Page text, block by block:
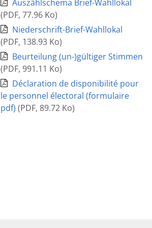
Auszählschema Brief-Wahllokal
(PDF, 77.96 Ko)
Niederschrift-Brief-Wahllokal
(PDF, 138.93 Ko)
Beurteilung (un-)gültiger Stimmen
(PDF, 991.11 Ko)
Déclaration de disponibilité pour
le personnel électoral (formulaire
pdf) (PDF, 89.72 Ko)